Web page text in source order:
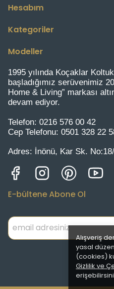
Alışveriş
yasal
(cookies)
Gizlilik ve
Hesabım
Kategoriler
Modeller
1995 yılında Koçaklar
başladığımız serüvenimiz
Home & Living” markası
devam ediyor.
Telefon: 0216 576 00 42
Cep Telefonu: 0501 328 22
Adres: İnönü, Kar Sk.
E-bültene Abone Ol